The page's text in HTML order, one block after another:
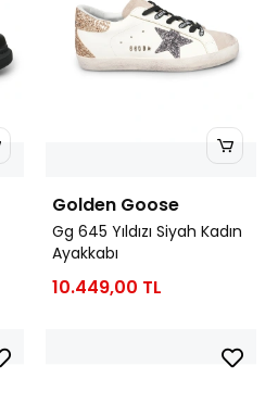
Golden Goose
Gg 645 Yıldızı Siyah Kadın
Ayakkabı
10.449,00 TL